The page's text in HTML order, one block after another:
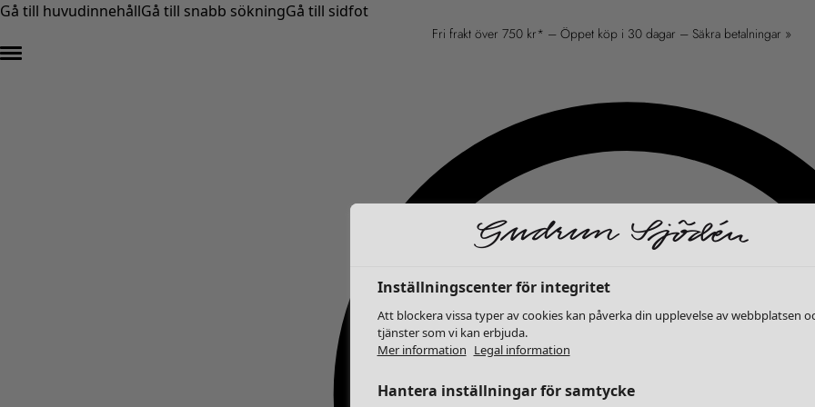
Gå till huvudinnehållGå till snabb sökningGå till sidfot
Fri frakt över 750 kr* – Öppet köp i 30 dagar – Säkra betalningar »
Inställningscenter för integritet
Att blockera vissa typer av cookies kan påverka din upplevelse av webbplatsen
tjänster som vi kan erbjuda.
Mer information Legal information
Hantera inställningar för samtycke